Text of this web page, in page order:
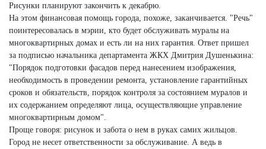
Рисунки планируют закончить к декабрю.
На этом финансовая помощь города, похоже, заканчивается. "Речь"
поинтересовалась в мэрии, кто будет обслуживать муралы на
многоквартирных домах и есть ли на них гарантия. Ответ пришел
за подписью начальника департамента ЖКХ Дмитрия Душенькина:
"Порядок подготовки фасадов перед нанесением изображения,
необходимость в проведении ремонта, установление гарантийных
сроков и обязательств, порядок контроля за состоянием муралов и
их содержанием определяют лица, осуществляющие управление
многоквартирным домом".
Проще говоря: рисунок и забота о нем в руках самих жильцов.
Город не несет ответственности за обслуживание. А ведь в